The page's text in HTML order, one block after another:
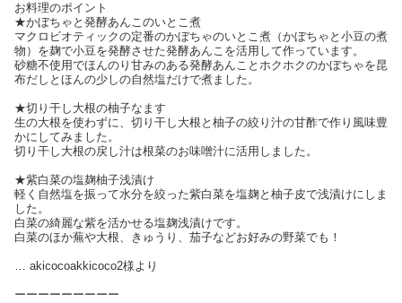
お料理のポイント
★かぼちゃと発酵あんこのいとこ煮
マクロビオティックの定番のかぼちゃのいとこ煮（かぼちゃと小豆の煮
物）を麹で小豆を発酵させた発酵あんこを活用して作っています。
砂糖不使用でほんのり甘みのある発酵あんことホクホクのかぼちゃを昆
布だしとほんの少しの自然塩だけで煮ました。
★切り干し大根の柚子なます
生の大根を使わずに、切り干し大根と柚子の絞り汁の甘酢で作り風味豊
かにしてみました。
切り干し大根の戻し汁は根菜のお味噌汁に活用しました。
★紫白菜の塩麹柚子浅漬け
軽く自然塩を振って水分を絞った紫白菜を塩麹と柚子皮で浅漬けにしま
した。
白菜の綺麗な紫を活かせる塩麹浅漬けです。
白菜のほか蕪や大根、きゅうり、茄子などお好みの野菜でも！
… akicocoakkicoco2様より
ーーーーーーーーー